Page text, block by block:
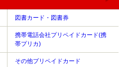
図書カード・図書券
携帯電話会社プリペイドカード(携
帯プリカ)
その他プリペイドカード